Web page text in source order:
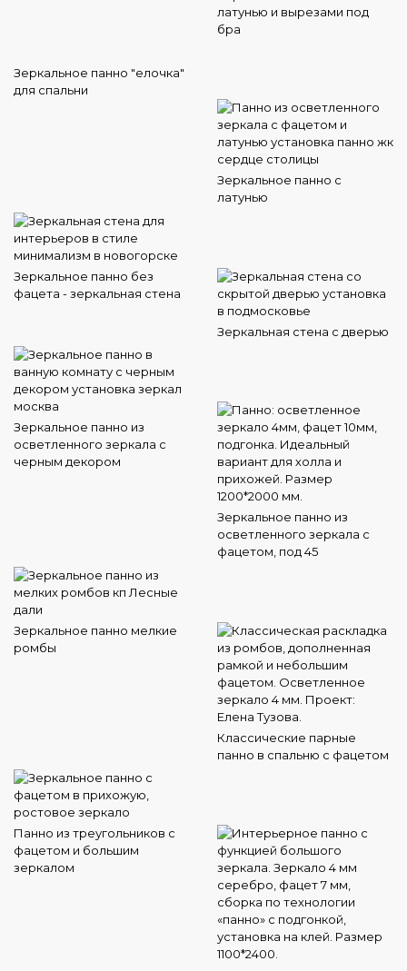
латунью и вырезами под
бра
Зеркальное панно "елочка"
для спальни
Зеркальное панно с
латунью
Зеркальное панно без
фацета - зеркальная стена
Зеркальная стена с дверью
Зеркальное панно из
осветленного зеркала с
черным декором
Зеркальное панно из
осветленного зеркала с
фацетом, под 45
Зеркальное панно мелкие
ромбы
Классические парные
панно в спальню с фацетом
Панно из треугольников с
фацетом и большим
зеркалом